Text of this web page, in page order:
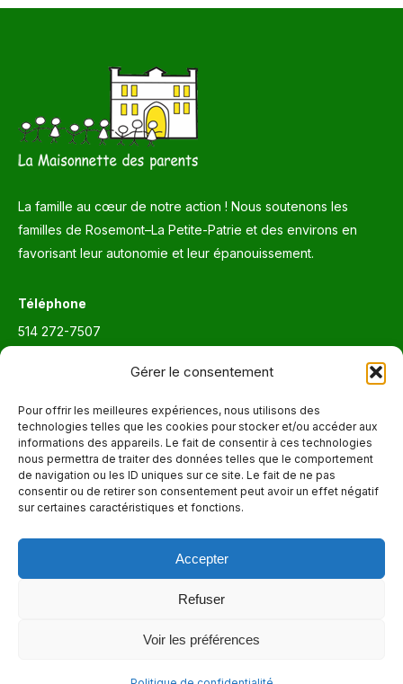
Gérer le consentement
Pour offrir les meilleures expériences, nous utilisons des
technologies telles que les cookies pour stocker et/ou accéder aux
informations des appareils. Le fait de consentir à ces technologies
nous permettra de traiter des données telles que le comportement
de navigation ou les ID uniques sur ce site. Le fait de ne pas
consentir ou de retirer son consentement peut avoir un effet négatif
sur certaines caractéristiques et fonctions.
Accepter
Refuser
Voir les préférences
La famille au cœur de notre action ! Nous soutenons les
familles de Rosemont–La Petite-Patrie et des environs en
favorisant leur autonomie et leur épanouissement.
Téléphone
514 272-7507
Trouvez nous sur :
La
page
Facebook
une
Adresse
Politique de confidentialité